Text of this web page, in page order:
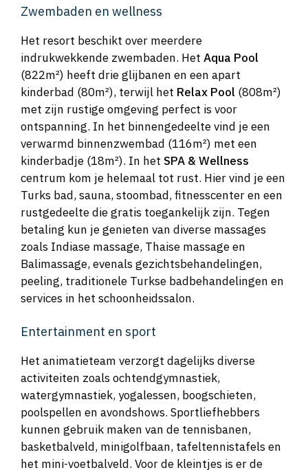
Zwembaden en wellness
Het resort beschikt over meerdere
indrukwekkende zwembaden. Het Aqua Pool
(822m²) heeft drie glijbanen en een apart
kinderbad (80m²), terwijl het Relax Pool (808m²)
met zijn rustige omgeving perfect is voor
ontspanning. In het binnengedeelte vind je een
verwarmd binnenzwembad (116m²) met een
kinderbadje (18m²). In het SPA & Wellness
centrum kom je helemaal tot rust. Hier vind je een
Turks bad, sauna, stoombad, fitnesscenter en een
rustgedeelte die gratis toegankelijk zijn. Tegen
betaling kun je genieten van diverse massages
zoals Indiase massage, Thaise massage en
Balimassage, evenals gezichtsbehandelingen,
peeling, traditionele Turkse badbehandelingen en
services in het schoonheidssalon.
Entertainment en sport
Het animatieteam verzorgt dagelijks diverse
activiteiten zoals ochtendgymnastiek,
watergymnastiek, yogalessen, boogschieten,
poolspellen en avondshows. Sportliefhebbers
kunnen gebruik maken van de tennisbanen,
basketbalveld, minigolfbaan, tafeltennistafels en
het mini-voetbalveld. Voor de kleintjes is er de